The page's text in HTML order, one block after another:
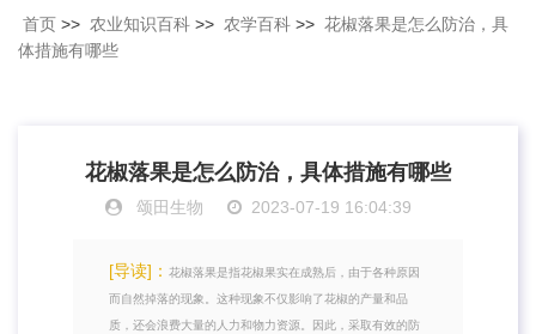
首页 >> 农业知识百科 >> 农学百科 >> 花椒落果是怎么防治，具
体措施有哪些
花椒落果是怎么防治，具体措施有哪些
颂田生物 2023-07-19 16:04:39
[导读]： 花椒落果是指花椒果实在成熟后，由于各种原因
而自然掉落的现象。这种现象不仅影响了花椒的产量和品
质，还会浪费大量的人力和物力资源。因此，采取有效的防